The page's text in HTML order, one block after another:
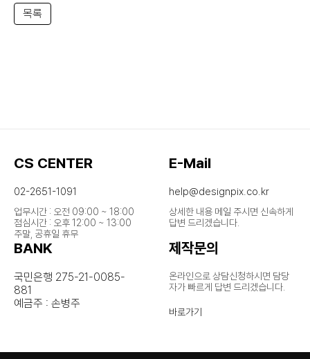
목록
CS CENTER
02-2651-1091
업무시간 : 오전 09:00 ~ 18:00
점심시간 : 오후 12:00 ~ 13:00
주말, 공휴일 휴무
E-Mail
help@designpix.co.kr
상세한 내용 메일 주시면 신속하게
답변 드리겠습니다.
BANK
국민은행 275-21-0085-
881
예금주 : 손병주
제작문의
온라인으로 상담신청하시면 담당
자가 빠르게 답변 드리겠습니다.
바로가기